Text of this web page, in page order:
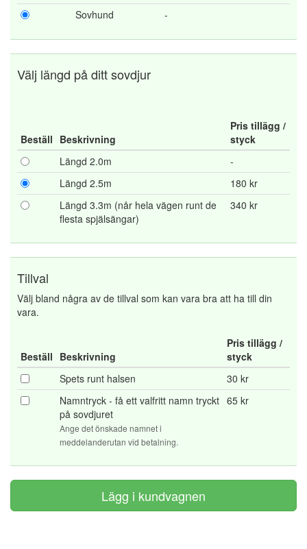
Sovhund
-
Välj längd på ditt sovdjur
Beställ Beskrivning
Pris tillägg /
styck
Längd 2.0m
-
Längd 2.5m
180 kr
Längd 3.3m (når hela vägen runt de
flesta spjälsängar)
340 kr
Tillval
Välj bland några av de tillval som kan vara bra att ha till din
vara.
Beställ Beskrivning
Pris tillägg /
styck
Spets runt halsen
30 kr
Namntryck - få ett valfritt namn tryckt
på sovdjuret
Ange det önskade namnet i
meddelanderutan vid betalning.
65 kr